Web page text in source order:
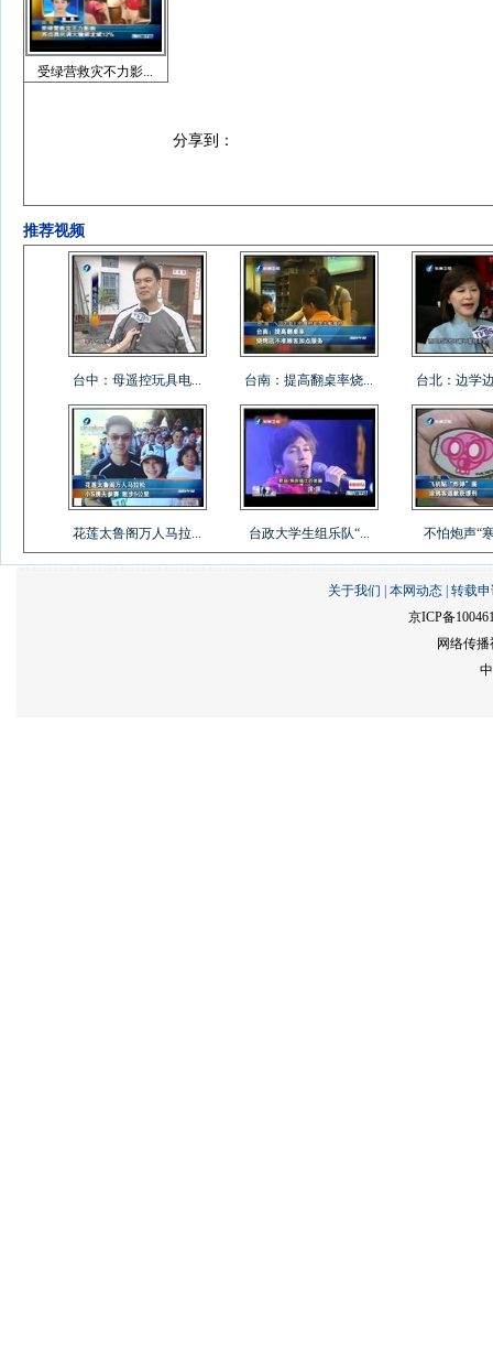
分享到：
受绿营救灾不力影...
推荐视频
台中：母遥控玩具电... 台南：提高翻桌率烧... 台北：边学
花莲太鲁阁万人马拉... 台政大学生组乐队“... 不怕炮声“
关于我们 本网动态 转载
京ICP备
网络传